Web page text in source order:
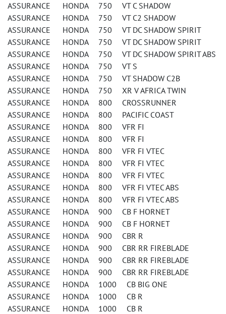
ASSURANCE HONDA 750 VT C SHADOW
ASSURANCE HONDA 750 VT C2 SHADOW
ASSURANCE HONDA 750 VT DC SHADOW SPIRIT
ASSURANCE HONDA 750 VT DC SHADOW SPIRIT
ASSURANCE HONDA 750 VT DC SHADOW SPIRIT ABS
ASSURANCE HONDA 750 VT S
ASSURANCE HONDA 750 VT SHADOW C2B
ASSURANCE HONDA 750 XR V AFRICA TWIN
ASSURANCE HONDA 800 CROSSRUNNER
ASSURANCE HONDA 800 PACIFIC COAST
ASSURANCE HONDA 800 VFR FI
ASSURANCE HONDA 800 VFR FI
ASSURANCE HONDA 800 VFR FI VTEC
ASSURANCE HONDA 800 VFR FI VTEC
ASSURANCE HONDA 800 VFR FI VTEC
ASSURANCE HONDA 800 VFR FI VTEC ABS
ASSURANCE HONDA 800 VFR FI VTEC ABS
ASSURANCE HONDA 900 CB F HORNET
ASSURANCE HONDA 900 CB F HORNET
ASSURANCE HONDA 900 CBR R
ASSURANCE HONDA 900 CBR RR FIREBLADE
ASSURANCE HONDA 900 CBR RR FIREBLADE
ASSURANCE HONDA 900 CBR RR FIREBLADE
ASSURANCE HONDA 1000 CB BIG ONE
ASSURANCE HONDA 1000 CB R
ASSURANCE HONDA 1000 CB R